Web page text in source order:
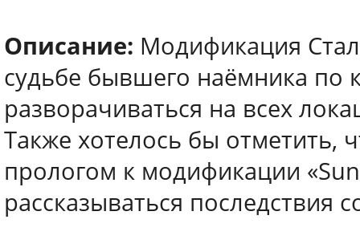
Описание: Модификация
судьбе бывшего наёмника по
разворачиваться на всех
Также хотелось бы отметить,
прологом к модификации
рассказываться последствия